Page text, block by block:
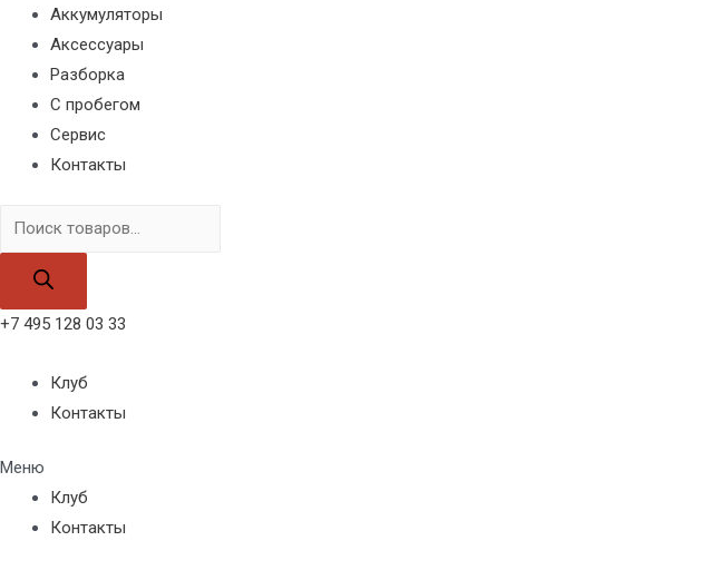
Аккумуляторы
Аксессуары
Разборка
С пробегом
Сервис
Контакты
Поиск
товаров
+7 495 128 03 33
Клуб
Контакты
Меню
Клуб
Контакты